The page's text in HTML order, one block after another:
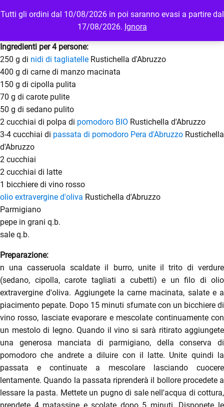
Tutti gli ordini dal 10/08/2026 in poi saranno evasi a partire dal
17/08/2026. Ignora
MENU LOGIN
Ingredienti per 4 persone:
250 g di nidi di tagliatelle Rustichella d'Abruzzo
400 g di carne di manzo macinata
150 g di cipolla pulita
70 g di carote pulite
50 g di sedano pulito
2 cucchiai di polpa di pomodoro BIO Rustichella d'Abruzzo
3-4 cucchiai di passata di pomodoro Pera d'Abruzzo Rustichella
d'Abruzzo
2 cucchiai
2 cucchiai di latte
1 bicchiere di vino rosso
olio extravergine d'oliva Rustichella d'Abruzzo
Parmigiano
pepe in grani q.b.
sale q.b.
Preparazione:
n una casseruola scaldate il burro, unite il trito di verdure
(sedano, cipolla, carote tagliati a cubetti) e un filo di olio
extravergine d'oliva. Aggiungete la carne macinata, salate e a
piacimento pepate. Dopo 15 minuti sfumate con un bicchiere di
vino rosso, lasciate evaporare e mescolate continuamente con
un mestolo di legno. Quando il vino si sarà ritirato aggiungete
una generosa manciata di parmigiano, della conserva di
pomodoro che andrete a diluire con il latte. Unite quindi la
passata e continuate a mescolare lasciando cuocere
lentamente. Quando la passata riprenderà il bollore procedete a
lessare la pasta. Mettete un pugno di sale nell'acqua di cottura,